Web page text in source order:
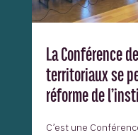
La Conférence
territoriaux se
réforme de
C’est une